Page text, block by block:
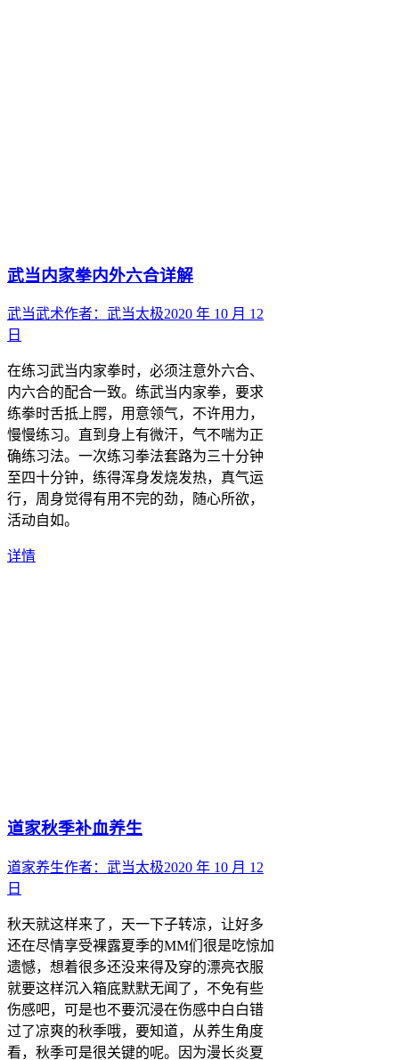
武当内家拳内外六合详解
武当武术作者： 武当太极2020 年 10 月 12
日
在练习武当内家拳时，必须注意外六合、
内六合的配合一致。练武当内家拳，要求
练拳时舌抵上腭，用意领气，不许用力，
慢慢练习。直到身上有微汗，气不喘为正
确练习法。一次练习拳法套路为三十分钟
至四十分钟，练得浑身发烧发热，真气运
行，周身觉得有用不完的劲，随心所欲，
活动自如。
详情
道家秋季补血养生
道家养生作者： 武当太极2020 年 10 月 12
日
秋天就这样来了，天一下子转凉，让好多
还在尽情享受裸露夏季的MM们很是吃惊加
遗憾，想着很多还没来得及穿的漂亮衣服
就要这样沉入箱底默默无闻了，不免有些
伤感吧，可是也不要沉浸在伤感中白白错
过了凉爽的秋季哦，要知道，从养生角度
看，秋季可是很关键的呢。因为漫长炎夏